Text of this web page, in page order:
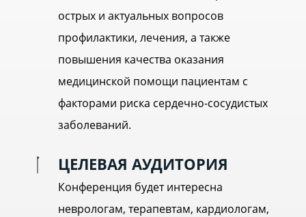
острых и актуальных вопросов
профилактики, лечения, а также
повышения качества оказания
медицинской помощи пациентам с
факторами риска сердечно-сосудистых
заболеваний.
ЦЕЛЕВАЯ АУДИТОРИЯ
Конференция будет интересна
неврологам, терапевтам, кардиологам,